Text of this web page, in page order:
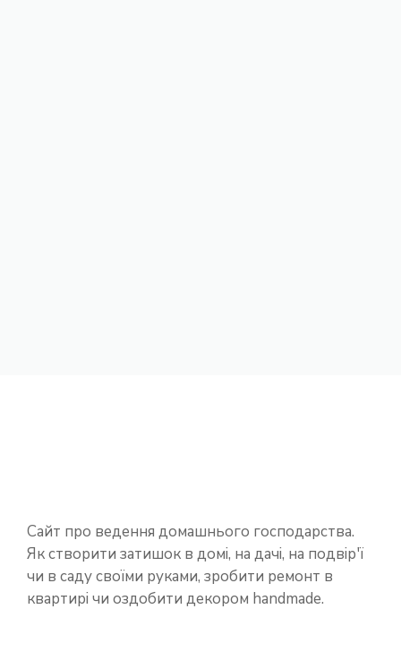
Сайт про ведення домашнього господарства.
Як створити затишок в домі, на дачі, на подвір'ї
чи в саду своїми руками, зробити ремонт в
квартирі чи оздобити декором handmade.